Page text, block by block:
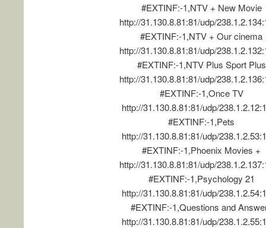
#EXTINF:-1,NTV + New Movie
http://31.130.8.81:81/udp/
#EXTINF:-1,NTV + Our cinema
http://31.130.8.81:81/udp/
#EXTINF:-1,NTV Plus Sport Plus
http://31.130.8.81:81/udp/
#EXTINF:-1,Once TV
http://31.130.8.81:81/udp/
#EXTINF:-1,Pets
http://31.130.8.81:81/udp/
#EXTINF:-1,Phoenix Movies +
http://31.130.8.81:81/udp/
#EXTINF:-1,Psychology 21
http://31.130.8.81:81/udp/
#EXTINF:-1,Questions and
http://31.130.8.81:81/udp/